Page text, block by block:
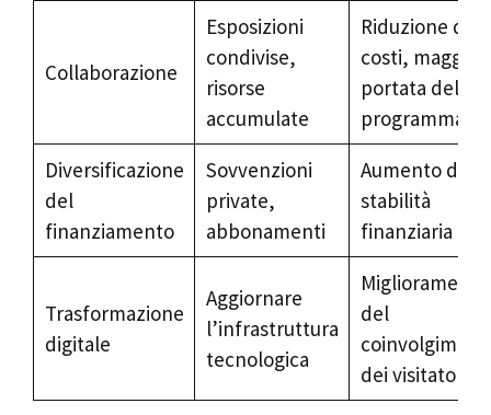
Collaborazione
Esposizioni
condivise,
risorse
accumulate
Riduzione dei
costi,
portata del
programma
Diversificazione
del
finanziamento
Sovvenzioni
private,
abbonamenti
Aumento della
stabilità
finanziaria
Trasformazione
digitale
Aggiornare
l’infrastruttura
tecnologica
Miglioramento
del
dei visitatori